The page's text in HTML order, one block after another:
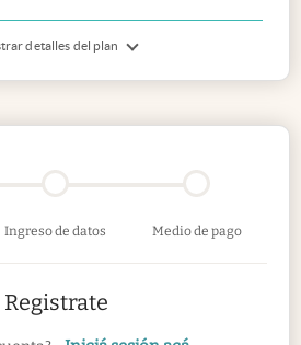
detalles del plan
Ingreso de datos Medio de pago
Registrate